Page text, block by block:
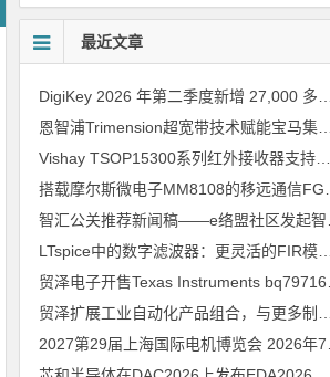
最近文章
恩智浦Trimension超宽带技术赋能宝马集团Digital Key Plus及生命体存在检测功能
Vishay TSOP15300系列红外接收器支持所有主流遥控代码
LTspice中的数字滤波器：更灵活的FIR模型
2027第29届上海国际电机博览会 2026年7月30日